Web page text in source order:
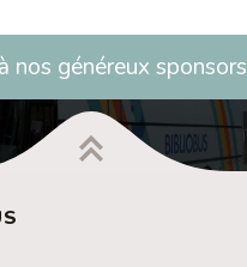
nos généreux sponsors